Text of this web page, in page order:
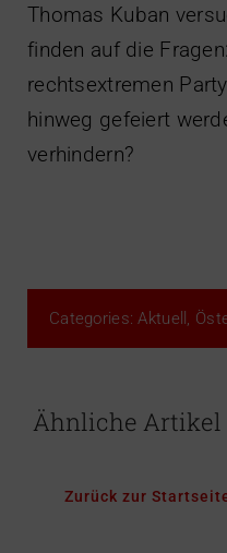
Thomas Kuban
finden auf die
rechtsextremen
hinweg gefeiert
verhindern?
Categories:Aktuell ,
Ähnliche Artikel
Zurück zur